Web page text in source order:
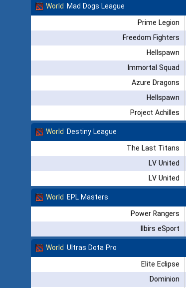
World Mad Dogs League
Prime Legion
Freedom Fighters
Hellspawn
Immortal Squad
Azure Dragons
Hellspawn
Project Achilles
World Destiny League
The Last Titans
LV United
LV United
World EPL Masters
Power Rangers
Ilbirs eSport
World Ultras Dota Pro
Elite Eclipse
Dominion